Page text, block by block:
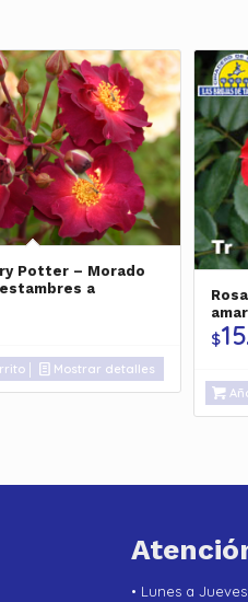
Potter – Morado
a
Mostrar detalles
$
• Lunes a